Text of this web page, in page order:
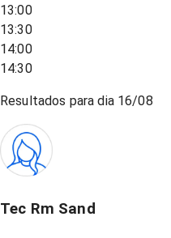
13:00
13:30
14:00
14:30
Resultados para dia 16/08
Tec Rm Sand